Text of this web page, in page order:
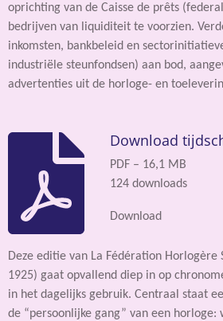
oprichting van de Caisse de prêts
bedrijven van liquiditeit te voorzien.
inkomsten, bankbeleid en
industriële steunfondsen) aan bod,
advertenties uit de horloge- en
Download
PDF – 16,1 MB
124 downloads
Download
Deze editie van La Fédération Horlogère
1925) gaat opvallend diep in op
in het dagelijks gebruik. Centraal staat
de “persoonlijke gang” van een